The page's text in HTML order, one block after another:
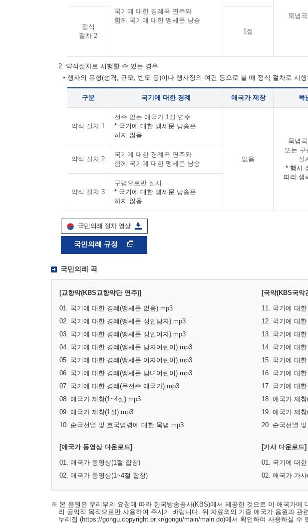
국기에 대한 경례곡 연주와
함께 국기에 대한 맹세문 낭송
묵념
정식
절차 2
1절
2. 약식절차로 시행할 수 있는 경우
행사의 유형(성격, 규모, 빈도 등)이나 행사장의 여건 등으로 볼 때 정식 절차로 시
구분 국기에 대한 경례 애국가 제창 묵
약식 절차 1
전주 없는 애국가 1절 연주
* 국기에 대한 맹세문 낭송은
하지 않음
없음
묵념
또는 구
실
* 행사
따라 생
약식 절차 2
국기에 대한 경례곡 연주와
함께 국기에 대한 맹세문 낭송
약식 절차 3
구령으로만 실시
* 국기에 대한 맹세문 낭송은
하지 않음
국민의례 절차 영상
국민의례 규정
국민의례 곡
[교향악(KBS교향악단 연주)]
01. 국기에 대한 경례(맹세문 없음).mp3
02. 국기에 대한 경례(맹세문 성인남자).mp3
03. 국기에 대한 경례(맹세문 성인여자).mp3
04. 국기에 대한 경례(맹세문 남자어린이).mp3
05. 국기에 대한 경례(맹세문 여자어린이).mp3
06. 국기에 대한 경례(맹세문 남녀어린이).mp3
07. 국기에 대한 경례(무전주 애국가).mp3
08. 애국가 제창(1~4절).mp3
09. 애국가 제창(1절).mp3
10. 순국선열 및 호국영령에 대한 묵념.mp3
[국악(KBS국악
11. 국기에 대
12. 국기에 대
13. 국기에 대
14. 국기에 대
15. 국기에 대
16. 국기에 대
17. 국기에 대
18. 애국가 제
19. 애국가 제
20. 순국선열
[애국가 동영상 다운로드]
01. 애국가 동영상(1절 합창)
02. 애국가 동영상(1~4절 합창)
[가사 다운로드]
01. 국기에 대
02. 애국가 가
※ 본 음원은 우리부의 요청에 따라 한국방송공사(KBS)에서 제공한 것으로 이 애국가에
리 공익적 목적으로만 사용하여 주시기 바랍니다. 위 자료외의 기증 애국가 음원과 관
누리집 (https://gongu.copyright.or.kr/gongu/main/main.do)에서 확인하여 사용하실 수